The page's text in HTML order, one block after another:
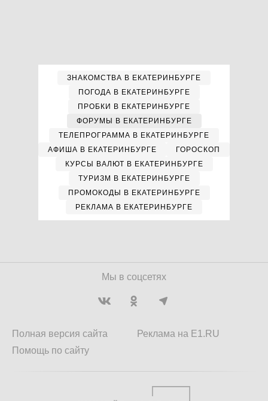
ЗНАКОМСТВА В ЕКАТЕРИНБУРГЕ
ПОГОДА В ЕКАТЕРИНБУРГЕ
ПРОБКИ В ЕКАТЕРИНБУРГЕ
ФОРУМЫ В ЕКАТЕРИНБУРГЕ
ТЕЛЕПРОГРАММА В ЕКАТЕРИНБУРГЕ
АФИША В ЕКАТЕРИНБУРГЕ
ГОРОСКОП
КУРСЫ ВАЛЮТ В ЕКАТЕРИНБУРГЕ
ТУРИЗМ В ЕКАТЕРИНБУРГЕ
ПРОМОКОДЫ В ЕКАТЕРИНБУРГЕ
РЕКЛАМА В ЕКАТЕРИНБУРГЕ
Мы в соцсетях
Полная версия сайта
Помощь по сайту
Реклама на E1.RU